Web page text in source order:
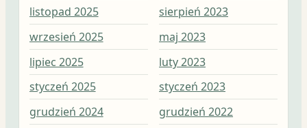
listopad 2025
wrzesień 2025
lipiec 2025
styczeń 2025
grudzień 2024
sierpień 2023
maj 2023
luty 2023
styczeń 2023
grudzień 2022